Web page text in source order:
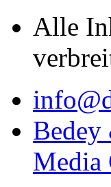
Alle
Bedey
Media